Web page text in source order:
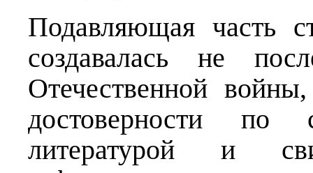
Подавляющая часть
создавалась не
Отечественной
достоверности по
литературой и